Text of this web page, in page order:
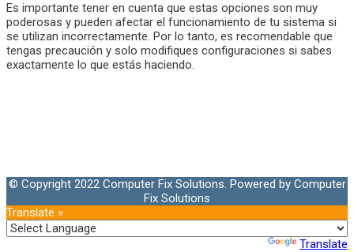
Es importante tener en cuenta que estas opciones son muy
poderosas y pueden afectar el funcionamiento de tu sistema si
se utilizan incorrectamente. Por lo tanto, es recomendable que
tengas precaución y solo modifiques configuraciones si sabes
exactamente lo que estás haciendo.
© Copyright 2022 Computer Fix Solutions. Powered by Computer
Fix Solutions
Translate »
Translate